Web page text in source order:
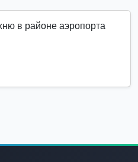
в районе аэропорта